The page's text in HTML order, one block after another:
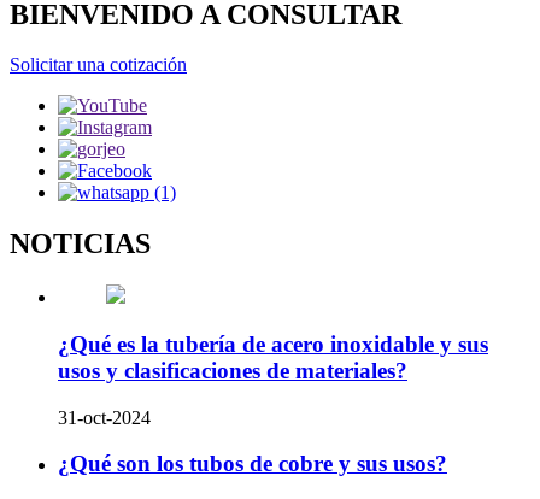
BIENVENIDO A CONSULTAR
Solicitar una cotización
NOTICIAS
¿Qué es la tubería de acero inoxidable y sus
usos y clasificaciones de materiales?
31-oct-2024
¿Qué son los tubos de cobre y sus usos?